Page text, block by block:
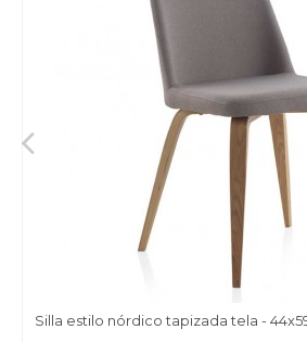
Silla estilo nórdico tapizada tela -